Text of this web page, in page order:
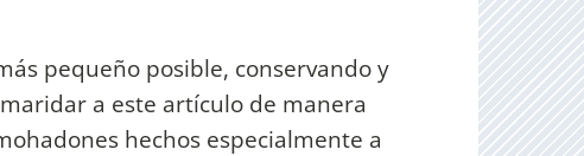
pequeño posible, conservando y
a este artículo de manera
hechos especialmente a